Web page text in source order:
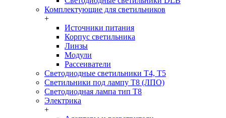
Комплектующие для светильников
+
Источники питания
Корпус светильника
Линзы
Модули
Рассеиватели
Светодиодные светильники T4, T5
Светильники под лампу Т8 (ЛПО)
Светодиодная лампа тип T8
Электрика
+